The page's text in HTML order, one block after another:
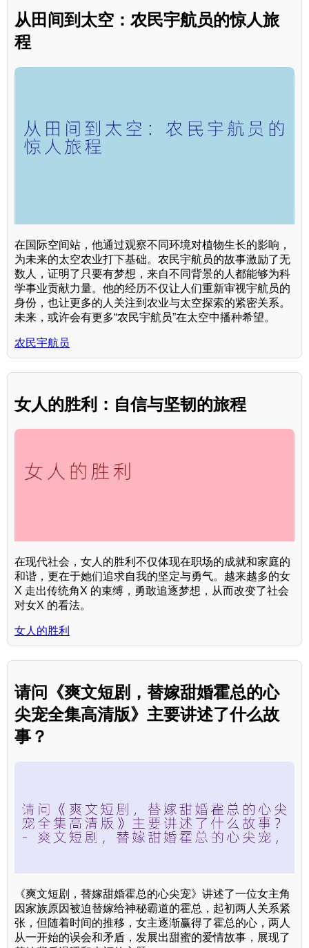
从田间到太空：农民宇航员的惊人旅
程
在国际空间站，他通过观察不同环境对植物生长的影响，
为未来的太空农业打下基础。农民宇航员的故事激励了无
数人，证明了只要有梦想，来自不同背景的人都能够为科
学事业贡献力量。他的经历不仅让人们重新审视宇航员的
身份，也让更多的人关注到农业与太空探索的紧密关系。
未来，或许会有更多“农民宇航员”在太空中播种希望。
农民宇航员
女人的胜利：自信与坚韧的旅程
在现代社会，女人的胜利不仅体现在职场的成就和家庭的
和谐，更在于她们追求自我的坚定与勇气。越来越多的女
X 走出传统角X 的束缚，勇敢追逐梦想，从而改变了社会
对女X 的看法。
女人的胜利
请问《爽文短剧，替嫁甜婚霍总的心
尖宠全集高清版》主要讲述了什么故
事？
《爽文短剧，替嫁甜婚霍总的心尖宠》讲述了一位女主角
因家族原因被迫替嫁给神秘霸道的霍总，起初两人关系紧
张，但随着时间的推移，女主逐渐赢得了霍总的心，两人
从一开始的误会和矛盾，发展出甜蜜的爱情故事，展现了